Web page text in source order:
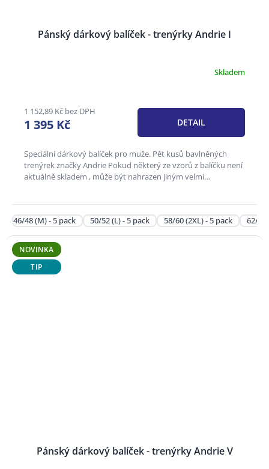
Pánský dárkový balíček - trenýrky Andrie I
je
3,4
z
hvězdiček.
Skladem
1 152,89 Kč bez DPH
1 395 Kč DETAIL
Speciální dárkový balíček pro muže. Pět kusů bavlněných
trenýrek značky Andrie Pokud některý ze vzorů z balíčku není
aktuálně skladem , může být nahrazen jiným velmi
46/48 (M) - 5 pack 50/52 (L) - 5 pack 58/60 (2XL) - 5 pack 62/64
NOVINKA
TIP
Pánský dárkový balíček - trenýrky Andrie V